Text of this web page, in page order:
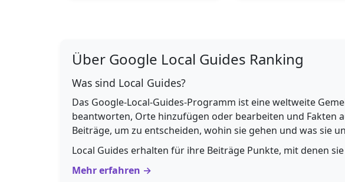
Über Google Local Guides Ranking
Was sind Local Guides?
Das Google-Local-Guides-Programm ist eine weltweite
beantworten, Orte hinzufügen oder bearbeiten und Fakten
Beiträge, um zu entscheiden, wohin sie gehen und was sie
Local Guides erhalten für ihre Beiträge Punkte, mit denen
Mehr erfahren →